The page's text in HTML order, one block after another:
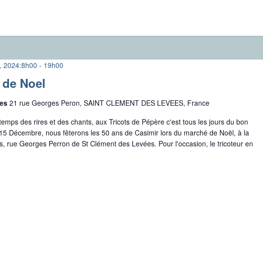
Noel
2024:8h00 - 19h00
21 rue Georges Peron, SAINT CLEMENT DES LEVEES, France
des rires et des chants, aux Tricots de Pépère c'est tous les jours du bon
Décembre, nous fêterons les 50 ans de Casimir lors du marché de Noël, à la
rue Georges Perron de St Clément des Levées. Pour l'occasion, le tricoteur en